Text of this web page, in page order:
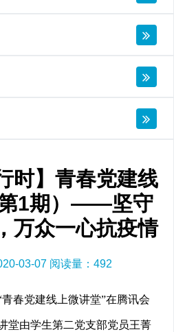
时】青春党建线
1期）——坚守
万众一心抗疫情
03-07 阅读量： 492
春党建线上微讲堂”在腾讯会
堂由学生第二党支部党员王菁